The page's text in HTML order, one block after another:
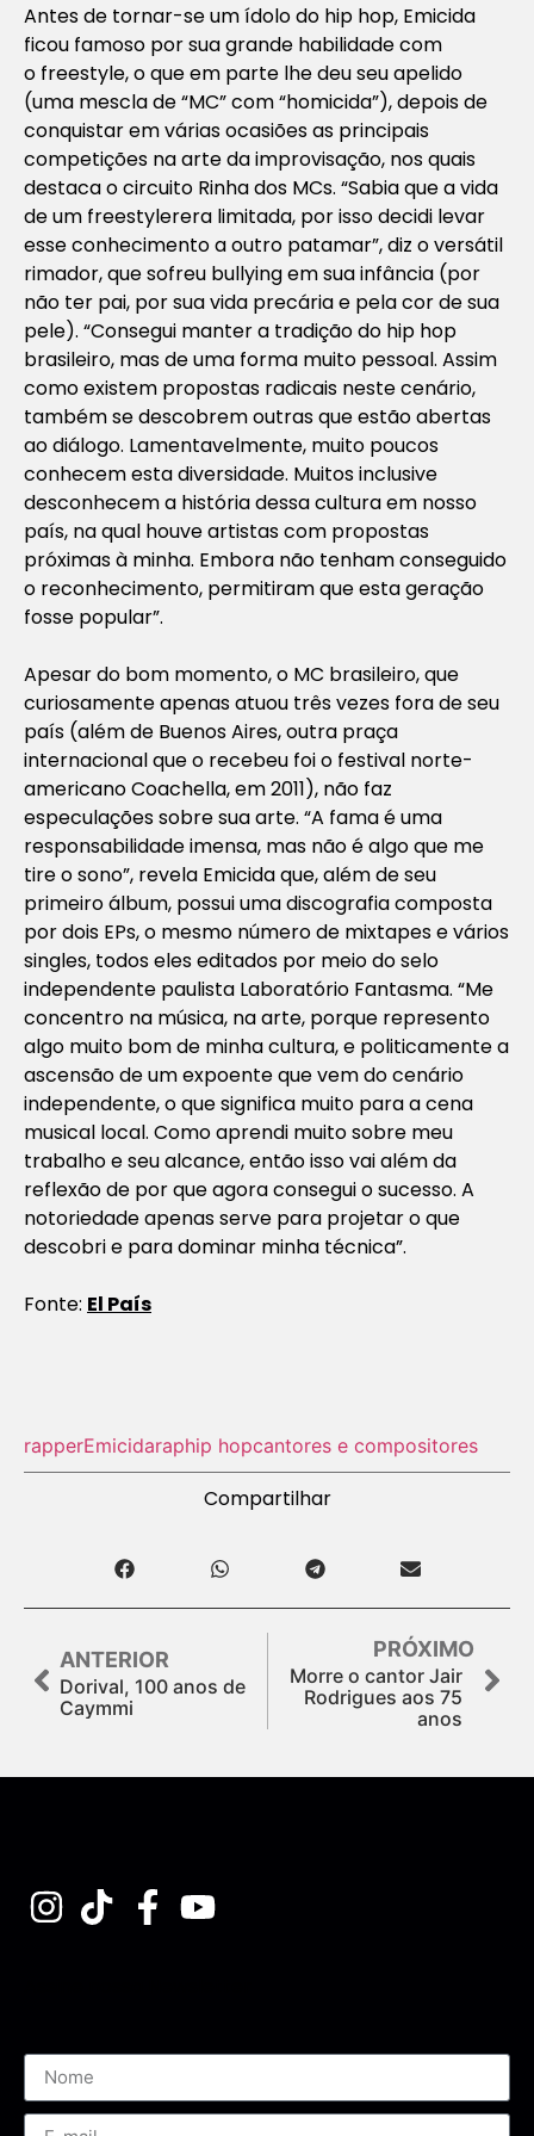
Antes de tornar-se um ídolo do hip hop, Emicida
ficou famoso por sua grande habilidade com
o freestyle, o que em parte lhe deu seu apelido
(uma mescla de “MC” com “homicida”), depois de
conquistar em várias ocasiões as principais
competições na arte da improvisação, nos quais
destaca o circuito Rinha dos MCs. “Sabia que a vida
de um freestylerera limitada, por isso decidi levar
esse conhecimento a outro patamar”, diz o versátil
rimador, que sofreu bullyingem sua infância (por
não ter pai, por sua vida precária e pela cor de sua
pele). “Consegui manter a tradição do hip hop
brasileiro, mas de uma forma muito pessoal. Assim
como existem propostas radicais neste cenário,
também se descobrem outras que estão abertas
ao diálogo. Lamentavelmente, muito poucos
conhecem esta diversidade. Muitos inclusive
desconhecem a história dessa cultura em nosso
país, na qual houve artistas com propostas
próximas à minha. Embora não tenham conseguido
o reconhecimento, permitiram que esta geração
fosse popular”.
Apesar do bom momento, o MC brasileiro, que
curiosamente apenas atuou três vezes fora de seu
país (além de Buenos Aires, outra praça
internacional que o recebeu foi o festival norte-
americano Coachella, em 2011), não faz
especulações sobre sua arte. “A fama é uma
responsabilidade imensa, mas não é algo que me
tire o sono”, revela Emicida que, além de seu
primeiro álbum, possui uma discografia composta
por dois EPs, o mesmo número de mixtapes e vários
singles, todos eles editados por meio do selo
independente paulista Laboratório Fantasma. “Me
concentro na música, na arte, porque represento
algo muito bom de minha cultura, e politicamente a
ascensão de um expoente que vem do cenário
independente, o que significa muito para a cena
musical local. Como aprendi muito sobre meu
trabalho e seu alcance, então isso vai além da
reflexão de por que agora consegui o sucesso. A
notoriedade apenas serve para projetar o que
descobri e para dominar minha técnica”.
Fonte: El País
rapperEmicidaraphip hopcantores e compositores
Compartilhar
ANTERIOR
Dorival, 100 anos de
Caymmi
PRÓXIMO
Morre o cantor Jair
Rodrigues aos 75
anos